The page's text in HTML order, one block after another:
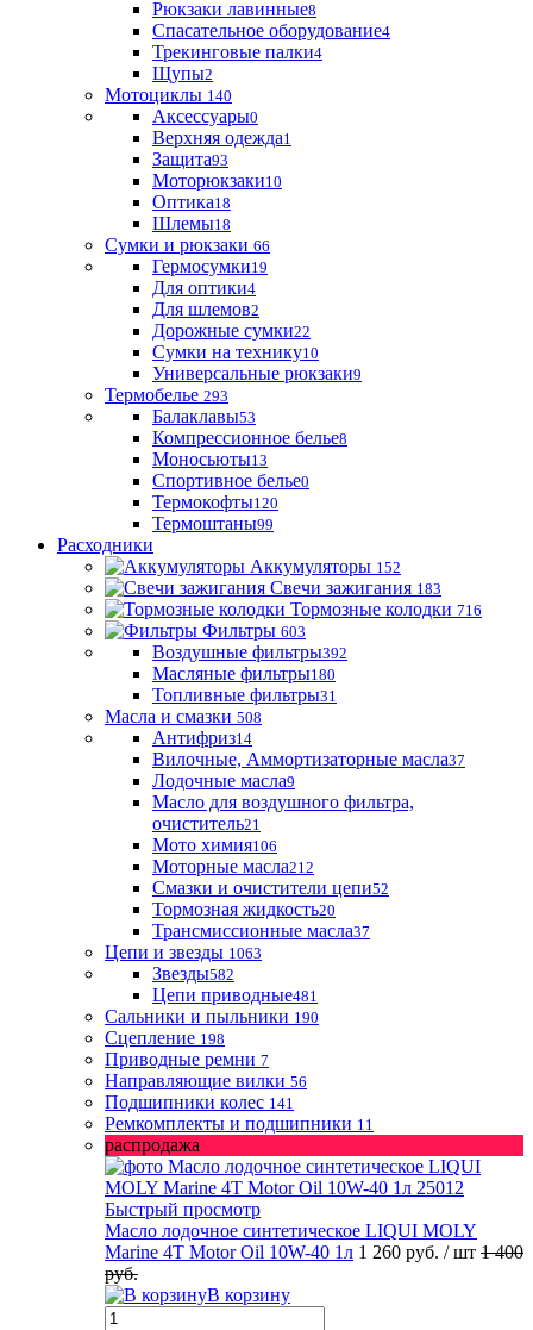
Рюкзаки лавинные8
Спасательное оборудование4
Трекинговые палки4
Щупы2
Мотоциклы 140
Аксессуары0
Верхняя одежда1
Защита93
Моторюкзаки10
Оптика18
Шлемы18
Сумки и рюкзаки 66
Гермосумки19
Для оптики4
Для шлемов2
Дорожные сумки22
Сумки на технику10
Универсальные рюкзаки9
Термобелье 293
Балаклавы53
Компрессионное белье8
Моносьюты13
Спортивное белье0
Термокофты120
Термоштаны99
Расходники
Аккумуляторы 152
Свечи зажигания 183
Тормозные колодки 716
Фильтры 603
Воздушные фильтры392
Масляные фильтры180
Топливные фильтры31
Масла и смазки 508
Антифриз14
Вилочные, Аммортизаторные масла37
Лодочные масла9
Масло для воздушного фильтра,
очиститель21
Мото химия106
Моторные масла212
Смазки и очистители цепи52
Тормозная жидкость20
Трансмиссионные масла37
Цепи и звезды 1063
Звезды582
Цепи приводные481
Сальники и пыльники 190
Сцепление 198
Приводные ремни 7
Направляющие вилки 56
Подшипники колес 141
Ремкомплекты и подшипники 11
распродажа
Быстрый просмотр
Масло лодочное синтетическое LIQUI MOLY
Marine 4T Motor Oil 10W-40 1л 1 260 руб. / шт 1 400
руб.
В корзину